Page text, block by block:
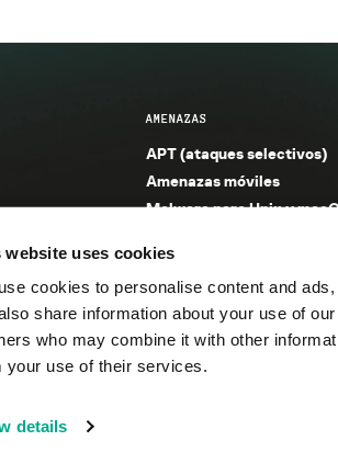
website uses cookies
cookies to personalise content and
share information about your use of
who may combine it with other
your use of their services.
details
AMENAZAS
APT (ataques selectivos)
Amenazas móviles
Malware para Unix y
Entorno seguro (IoT)
Amenazas financieras
Amenazas industriales
Spam y phishing
los derechos reservados.